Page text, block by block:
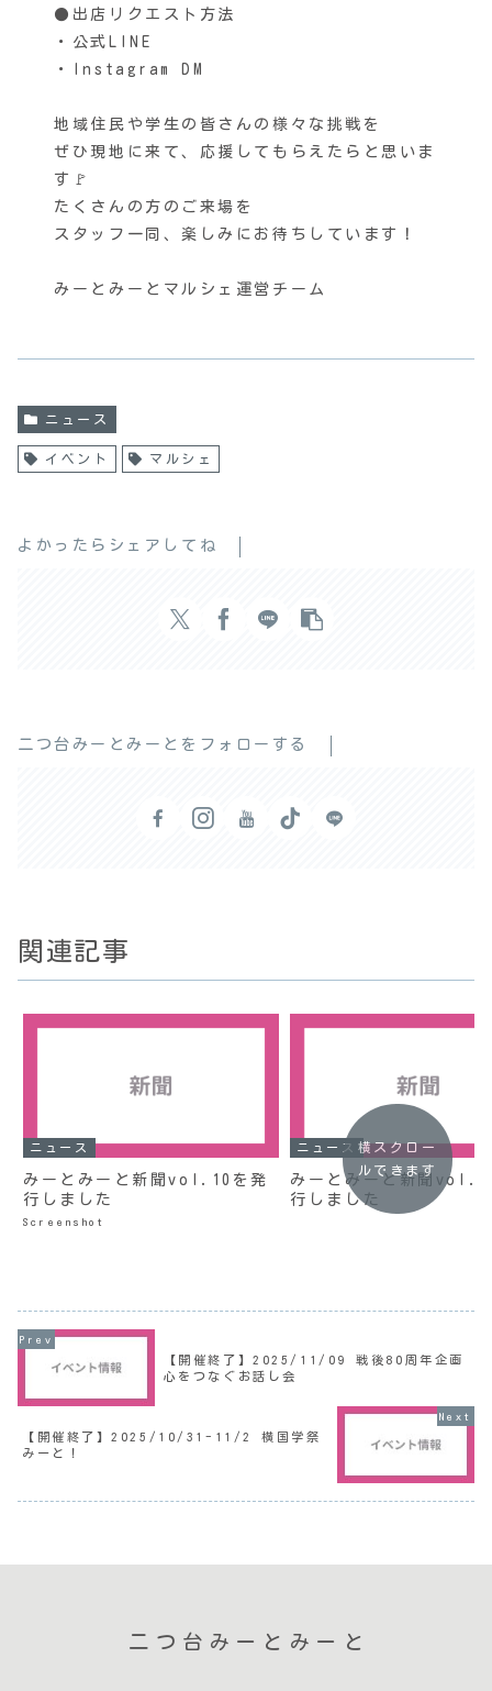
●出店リクエスト方法
・公式LINE
・Instagram DM
地域住民や学生の皆さんの様々な挑戦を
ぜひ現地に来て、応援してもらえたらと思いま
す🚩
たくさんの方のご来場を
スタッフ一同、楽しみにお待ちしています！
みーとみーとマルシェ運営チーム
ニュース
イベント マルシェ
よかったらシェアしてね
二つ台みーとみーとをフォローする
関連記事
ニュース
みーとみーと新聞vol.10を発
行しました
Screenshot
ニュース
みーとみーと新聞
行しました
横スクロー
ルできます
【開催終了】2025/11/09 戦後80周年企画
心をつなぐお話し会
【開催終了】2025/10/31-11/2 横国学祭
みーと！
二つ台みーとみーと